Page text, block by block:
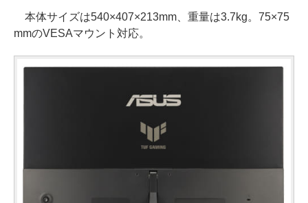
本体サイズは540×407×213mm、重量は3.7kg。75×75
mmのVESAマウント対応。